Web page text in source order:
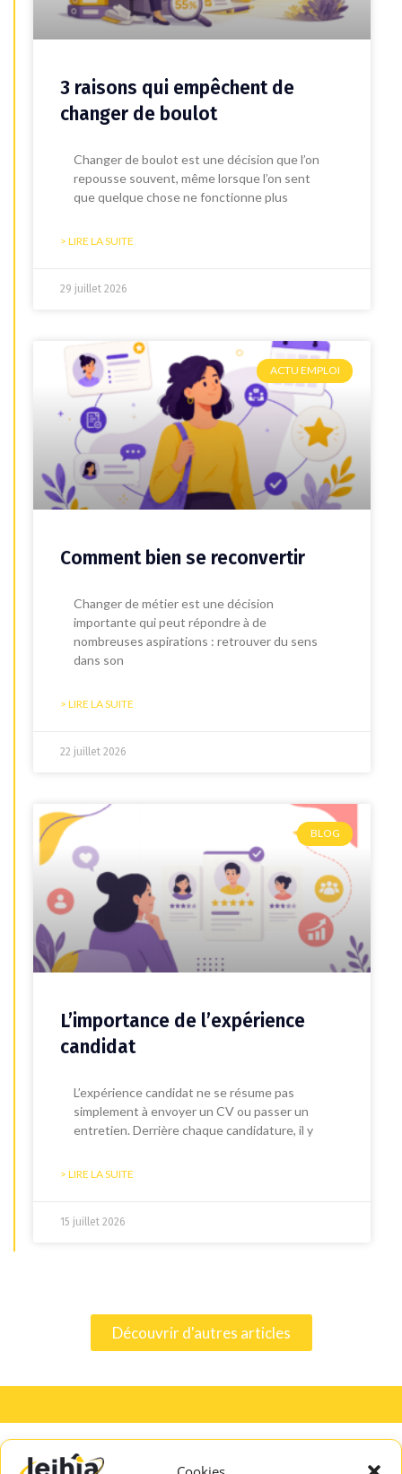
3 raisons qui empêchent de
changer de boulot
Changer de boulot est une décision que l’on
repousse souvent, même lorsque l’on sent
que quelque chose ne fonctionne plus
> LIRE LA SUITE
29 juillet 2026
ACTU EMPLOI
Comment bien se reconvertir
Changer de métier est une décision
importante qui peut répondre à de
nombreuses aspirations : retrouver du sens
dans son
> LIRE LA SUITE
22 juillet 2026
BLOG
L’importance de l’expérience
candidat
L’expérience candidat ne se résume pas
simplement à envoyer un CV ou passer un
entretien. Derrière chaque candidature, il y
> LIRE LA SUITE
15 juillet 2026
Découvrir d'autres articles